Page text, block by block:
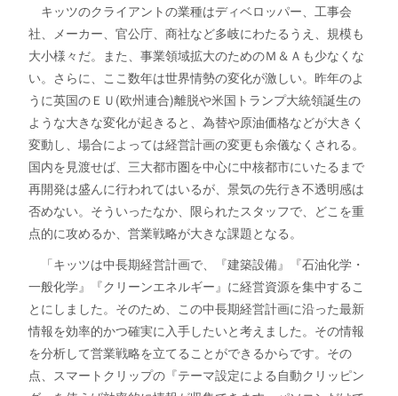
キッツのクライアントの業種はディベロッパー、工事会
社、メーカー、官公庁、商社など多岐にわたるうえ、規模も
大小様々だ。また、事業領域拡大のためのＭ＆Ａも少なくな
い。さらに、ここ数年は世界情勢の変化が激しい。昨年のよ
うに英国のＥＵ(欧州連合)離脱や米国トランプ大統領誕生の
ような大きな変化が起きると、為替や原油価格などが大きく
変動し、場合によっては経営計画の変更も余儀なくされる。
国内を見渡せば、三大都市圏を中心に中核都市にいたるまで
再開発は盛んに行われてはいるが、景気の先行き不透明感は
否めない。そういったなか、限られたスタッフで、どこを重
点的に攻めるか、営業戦略が大きな課題となる。
「キッツは中長期経営計画で、『建築設備』『石油化学・
一般化学』『クリーンエネルギー』に経営資源を集中するこ
とにしました。そのため、この中長期経営計画に沿った最新
情報を効率的かつ確実に入手したいと考えました。その情報
を分析して営業戦略を立てることができるからです。その
点、スマートクリップの『テーマ設定による自動クリッピン